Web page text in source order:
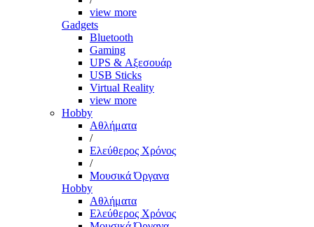
view more
Gadgets
Bluetooth
Gaming
UPS & Αξεσουάρ
USB Sticks
Virtual Reality
view more
Hobby
Αθλήματα
/
Ελεύθερος Χρόνος
/
Μουσικά Όργανα
Hobby
Αθλήματα
Ελεύθερος Χρόνος